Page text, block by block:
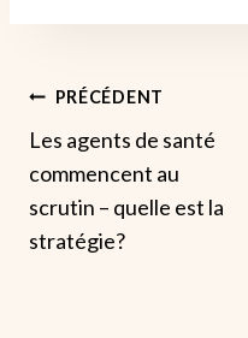
Navigation
De
L’article
PRÉCÉDENT
Les agents de santé
commencent au
scrutin – quelle est la
stratégie?